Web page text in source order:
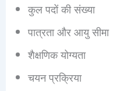
कुल पदों की संख्या
पात्रता और आयु सीमा
शैक्षणिक योग्यता
चयन प्रक्रिया